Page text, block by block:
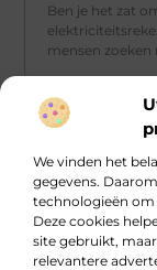
We vinden het
gegevens.
technologieën om
Deze cookies
site gebruikt,
relevantere
Ben je het zat
mensen